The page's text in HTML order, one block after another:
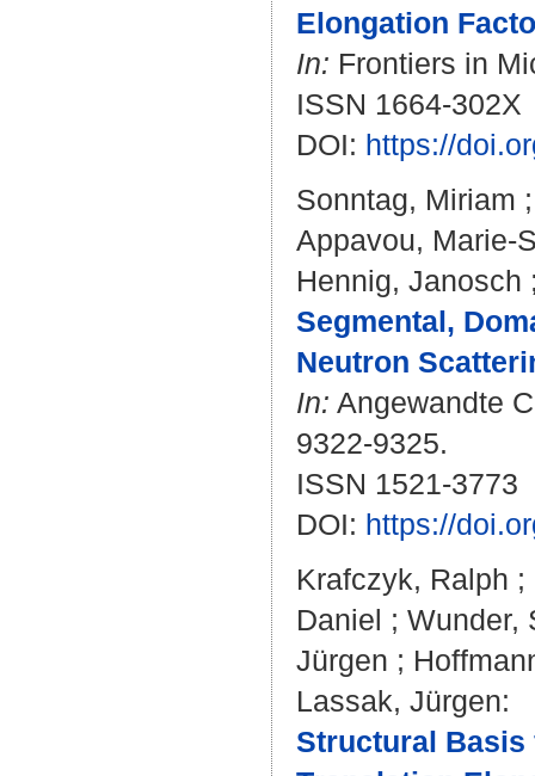
Elongation
In: Frontiers in
ISSN 1664-302X
DOI: https://
Sonntag, Miriam
Appavou, Marie-
Hennig, Janosch
Segmental,
Neutron
In: Angewandte
9322-9325.
ISSN 1521-3773
DOI: https://
Krafczyk, Ralph ;
Daniel ; Wunder,
Jürgen ;
Lassak, Jürgen:
Structural Basis